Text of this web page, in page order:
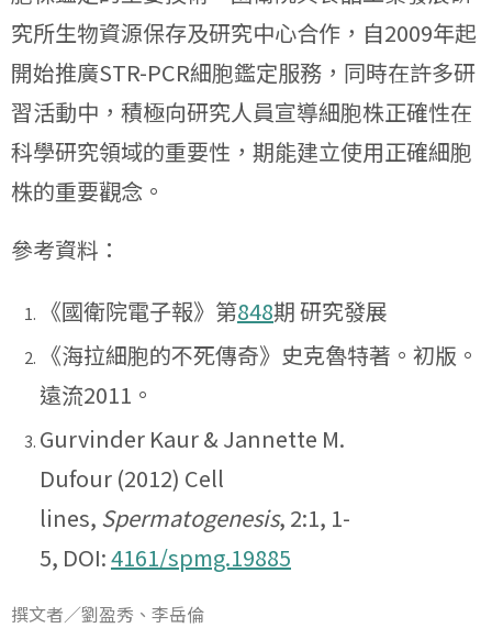
究所生物資源保存及研究中心合作，自2009年起
開始推廣STR-PCR細胞鑑定服務，同時在許多研
習活動中，積極向研究人員宣導細胞株正確性在
科學研究領域的重要性，期能建立使用正確細胞
株的重要觀念。
參考資料：
《國衛院電子報》第848期 研究發展
《海拉細胞的不死傳奇》史克魯特著。初版。
遠流2011。
Gurvinder Kaur & Jannette M.
Dufour (2012) Cell
lines, Spermatogenesis, 2:1, 1-
5, DOI:4161/spmg.19885
撰文者／劉盈秀、李岳倫